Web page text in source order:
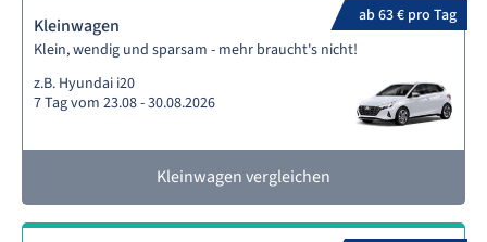
ab 63 € pro Tag
Kleinwagen
Klein, wendig und sparsam - mehr braucht's nicht!
z.B. Hyundai i20
7 Tag vom 23.08 - 30.08.2026
Kleinwagen vergleichen